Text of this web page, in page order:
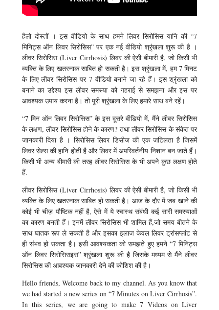
हैलो दोस्तों । इस वीडियो के साथ हमने लिवर सिरोसिस यानि की “7
मिनिट्स ऑन लिवर सिरोसिस” पर एक नई वीडियो श्रृंखला शुरू की है ।
लीवर सिरोसिस (Liver Cirrhosis) लिवर की ऐसी बीमारी है, जो किसी भी
व्यक्ति के लिए खतरनाक साबित हो सकती है। इस श्रृंखला में, हम 7 मिनट
के लिए लीवर सिरोसिस पर 7 वीडियो बनाने जा रहे हैं। इस श्रृंखला को
बनाने का उद्देश्य इस लीवर समस्या को गहराई से समझना और इस पर
आवश्यक उपाय करना है। तो पूरी श्रृंखला के लिए हमारे साथ बने रहें।
“7 मिन ऑन लिवर सिरोसिस” के इस दूसरे वीडियो में, मैंने लीवर सिरोसिस
के लक्षण, लीवर सिरोसिस होने के कारण? तथा लीवर सिरोसिस के संकेत पर
जानकारी दिया है । सिरोसिस लिवर डिसीज की एक जटिलता है जिसमें
लिवर सेल्स की हानि होती है और लिवर में अपरिवर्तनीय निशान बन जाते हैं।
किसी भी अन्य बीमारी की तरह लीवर सिरोसिस के भी अपने कुछ लक्षण होते
हैं.
लीवर सिरोसिस (Liver Cirrhosis) लिवर की ऐसी बीमारी है, जो किसी भी
व्यक्ति के लिए खतरनाक साबित हो सकती है। आज के दौर में जब खाने की
कोई भी चीज़ पौष्टिक नहीं है, ऐसे में ये स्वास्थ संबंधी कई सारी समस्याओं
का कारण बनती हैं। इनमें लीवर सिरोसिस भी शामिल हैं,जो समय बीतने के
साथ घातक रूप ले सकती है और इसका इलाज केवल लिवर ट्रांसप्लांट से
ही संभव हो सकता है। इसी आवश्यकता को समझते हुए हमने “7 मिनिट्स
ऑन लिवर सिरोसिसइस” श्रृंखला शुरू की है जिसके मध्यम से मैंने लीवर
सिरोसिस की आवश्यक जानकारी देने की कोशिश की है।
Hello friends, Welcome back to my channel. As you know that
we had started a new series on “7 Minutes on Liver Cirrhosis”.
In this series, we are going to make 7 Videos on Liver